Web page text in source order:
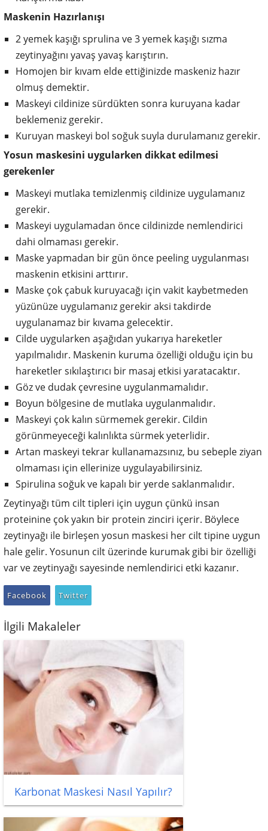
Maskenin Hazırlanışı
2 yemek kaşığı sprulina ve 3 yemek kaşığı sızma
zeytinyağını yavaş yavaş karıştırın.
Homojen bir kıvam elde ettiğinizde maskeniz hazır
olmuş demektir.
Maskeyi cildinize sürdükten sonra kuruyana kadar
beklemeniz gerekir.
Kuruyan maskeyi bol soğuk suyla durulamanız gerekir.
Yosun maskesini uygularken dikkat edilmesi
gerekenler
Maskeyi mutlaka temizlenmiş cildinize uygulamanız
gerekir.
Maskeyi uygulamadan önce cildinizde nemlendirici
dahi olmaması gerekir.
Maske yapmadan bir gün önce peeling uygulanması
maskenin etkisini arttırır.
Maske çok çabuk kuruyacağı için vakit kaybetmeden
yüzünüze uygulamanız gerekir aksi takdirde
uygulanamaz bir kıvama gelecektir.
Cilde uygularken aşağıdan yukarıya hareketler
yapılmalıdır. Maskenin kuruma özelliği olduğu için bu
hareketler sıkılaştırıcı bir masaj etkisi yaratacaktır.
Göz ve dudak çevresine uygulanmamalıdır.
Boyun bölgesine de mutlaka uygulanmalıdır.
Maskeyi çok kalın sürmemek gerekir. Cildin
görünmeyeceği kalınlıkta sürmek yeterlidir.
Artan maskeyi tekrar kullanamazsınız, bu sebeple ziyan
olmaması için ellerinize uygulayabilirsiniz.
Spirulina soğuk ve kapalı bir yerde saklanmalıdır.
Zeytinyağı tüm cilt tipleri için uygun çünkü insan
proteinine çok yakın bir protein zinciri içerir. Böylece
zeytinyağı ile birleşen yosun maskesi her cilt tipine uygun
hale gelir. Yosunun cilt üzerinde kurumak gibi bir özelliği
var ve zeytinyağı sayesinde nemlendirici etki kazanır.
Facebook Twitter
İlgili Makaleler
Karbonat Maskesi Nasıl Yapılır?